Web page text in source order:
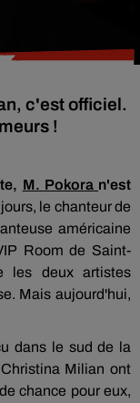
c'est officiel.
!
M. Pokora n'est
le chanteur de
américaine
Room de Saint-
les deux artistes
Mais aujourd'hui,
dans le sud de la
Milian ont
chance pour eux,